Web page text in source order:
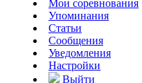
Мои соревнования
Упоминания
Статьи
Сообщения
Уведомления
Настройки
Выйти